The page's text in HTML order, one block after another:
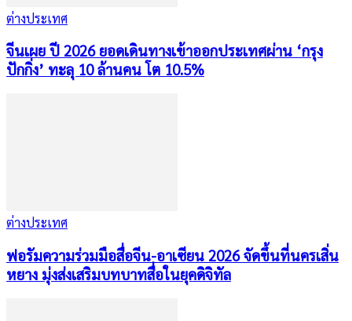
ต่างประเทศ
จีนเผย ปี 2026 ยอดเดินทางเข้าออกประเทศผ่าน ‘กรุง
ปักกิ่ง’ ทะลุ 10 ล้านคน โต 10.5%
ต่างประเทศ
ฟอรัมความร่วมมือสื่อจีน-อาเซียน 2026 จัดขึ้นที่นครเสิ่น
หยาง มุ่งส่งเสริมบทบาทสื่อในยุคดิจิทัล